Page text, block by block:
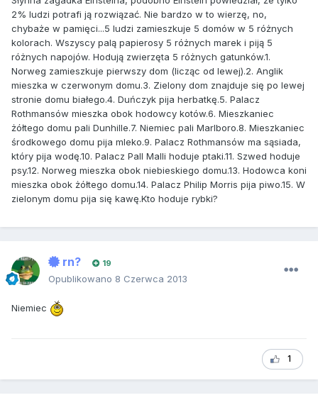
2% ludzi potrafi ją rozwiązać. Nie bardzo w to wierzę, no,
chybaże w pamięci...5 ludzi zamieszkuje 5 domów w 5 różnych
kolorach. Wszyscy palą papierosy 5 różnych marek i piją 5
różnych napojów. Hodują zwierzęta 5 różnych gatunków.1.
Norweg zamieszkuje pierwszy dom (licząc od lewej).2. Anglik
mieszka w czerwonym domu.3. Zielony dom znajduje się po lewej
stronie domu białego.4. Duńczyk pija herbatkę.5. Palacz
Rothmansów mieszka obok hodowcy kotów.6. Mieszkaniec
żółtego domu pali Dunhille.7. Niemiec pali Marlboro.8. Mieszkaniec
środkowego domu pija mleko.9. Palacz Rothmansów ma sąsiada,
który pija wodę.10. Palacz Pall Malli hoduje ptaki.11. Szwed hoduje
psy.12. Norweg mieszka obok niebieskiego domu.13. Hodowca koni
mieszka obok żółtego domu.14. Palacz Philip Morris pija piwo.15. W
zielonym domu pija się kawę.Kto hoduje rybki?
rn? 19
Opublikowano 8 Czerwca 2013
Niemiec
1